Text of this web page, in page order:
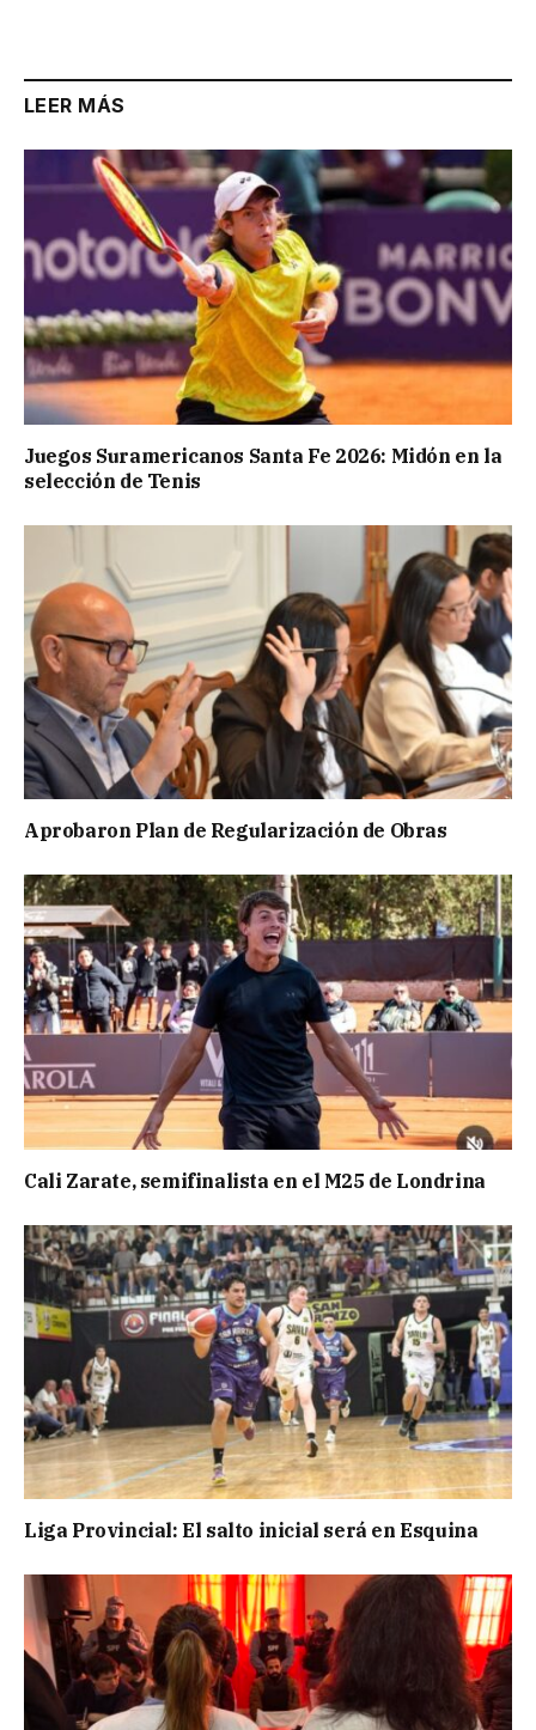
LEER MÁS
Juegos Suramericanos Santa Fe 2026: Midón en la
selección de Tenis
Aprobaron Plan de Regularización de Obras
Cali Zarate, semifinalista en el M25 de Londrina
Liga Provincial: El salto inicial será en Esquina